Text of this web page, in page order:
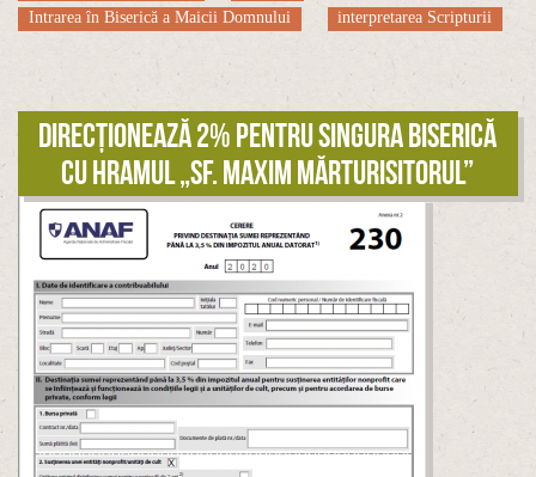
Intrarea în Biserică a Maicii Domnului
interpretarea Scripturii
Direcționează 2% pentru singura biserică
cu hramul „Sf. Maxim Mărturisitorul”